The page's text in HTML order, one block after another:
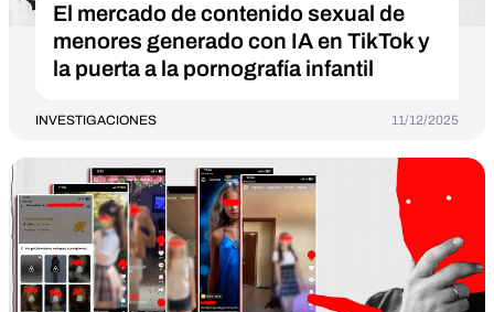
El mercado de contenido sexual de
menores generado con IA en TikTok y
la puerta a la pornografía infantil
INVESTIGACIONES 11/12/2025